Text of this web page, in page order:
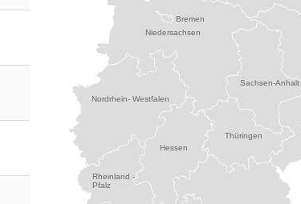
Hessen
Niedersachsen
Nordrhein- Westfalen
Rheinland -
Pfalz
Sachsen-Anhalt
Thüringen
Bremen